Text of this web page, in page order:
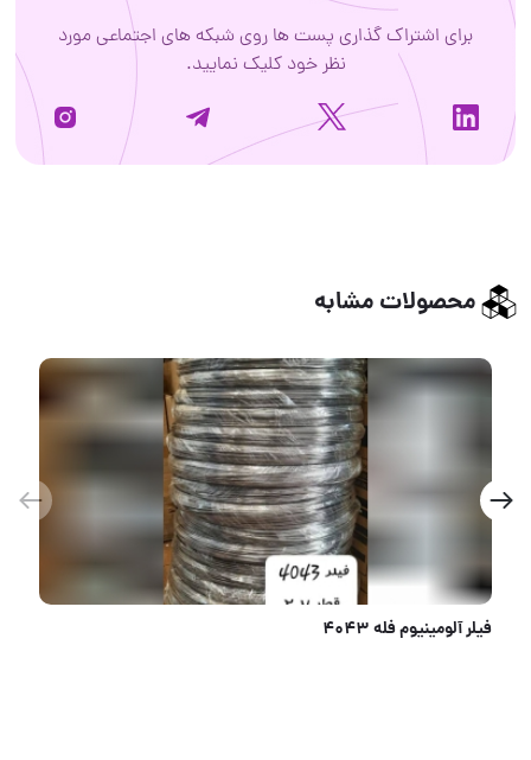
برای اشتراک گذاری پست ها روی شبکه های اجتماعی مورد
نظر خود کلیک نمایید.
محصولات مشابه
فیلر آلومینیوم فله 4043